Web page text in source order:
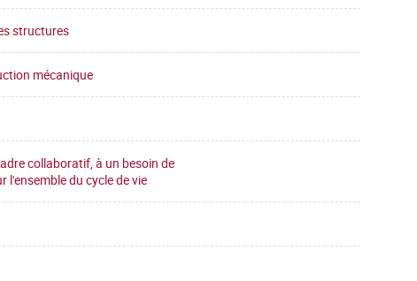
structures
mécanique
collaboratif, à un besoin de
l'ensemble du cycle de vie